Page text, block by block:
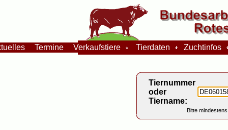
Termine Verkaufstiere Tierdaten Zuchtinfos
Tiernummer
oder
Tiername:
Bitte